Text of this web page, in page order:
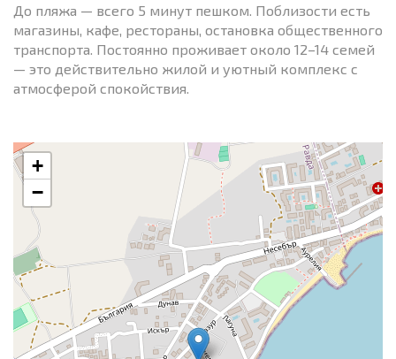
До пляжа — всего 5 минут пешком. Поблизости есть
магазины, кафе, рестораны, остановка общественного
транспорта. Постоянно проживает около 12–14 семей
— это действительно жилой и уютный комплекс с
атмосферой спокойствия.
+
−